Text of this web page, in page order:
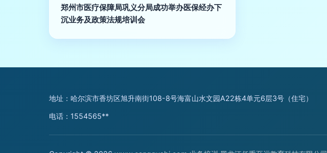
郑州市医疗保障局巩义分局成功举办医保经办下
沉业务及政策法规培训会
地址：哈尔滨市香坊区旭升南街108-8号海富山水文园A22栋4单元6层3号（住宅）
电话：1554565**